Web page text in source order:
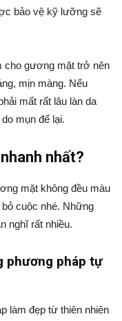
bảo vệ kỹ lưỡng sẽ
cho gương mặt trở nên
mịn màng. Nếu
mất rất lâu làn da
mụn để lại.
nhất?
mặt không đều màu
cuộc nhé. Những
nghĩ rất nhiều.
phương pháp tự
làm đẹp từ thiên nhiên